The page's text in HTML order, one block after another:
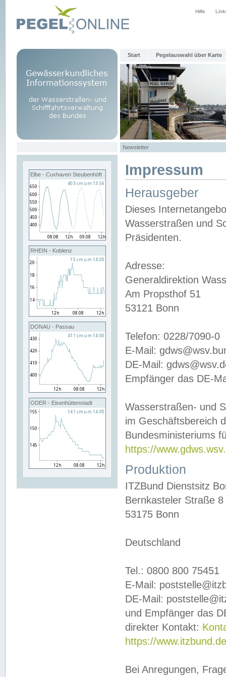
Hilfe
Start Pegelauswahl über Karte
Newsletter
Elbe - Cuxhaven Steubenhöft
RHEIN - Koblenz
DONAU - Passau
ODER - Eisenhüttenstadt
Impressum
Herausgeber
Dieses
Wasserstraßen und
Präsidenten.
Adresse:
Generaldirektion
Am Propsthof 51
53121 Bonn
Telefon: 0228/7090-0
E-Mail:
DE-Mail:
Empfänger das DE-
Wasserstraßen- und
im Geschäftsbereich
Bundesministeriums
https://
Produktion
ITZBund Dienstsitz
Bernkasteler Straße 8
53175 Bonn
Deutschland
Tel.: 0800 800 75451
E-Mail:
DE-Mail:
und Empfänger das
direkter Kontakt:
https://
Bei Anregungen,